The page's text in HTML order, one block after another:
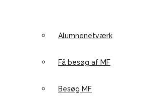
Alumnenetværk
Få besøg af MF
Besøg MF